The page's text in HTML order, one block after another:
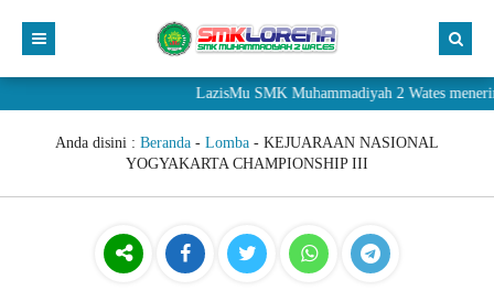
LazisMu SMK Muhammadiyah 2 Wates menerima
Anda disini : Beranda - Lomba - KEJUARAAN NASIONAL
YOGYAKARTA CHAMPIONSHIP III